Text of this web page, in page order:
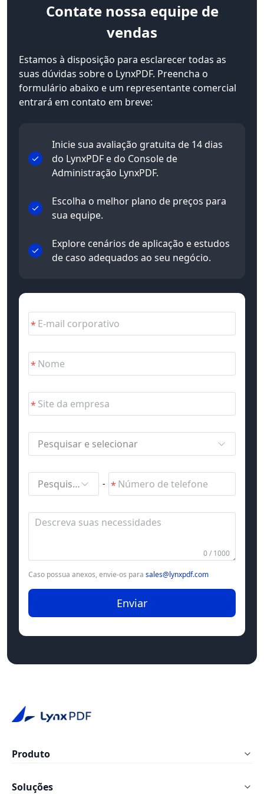
Contatenossa equipe de
vendas
Estamos à disposição para esclarecer todas as
suas dúvidas sobre o LynxPDF. Preencha o
formulário abaixo e um representante comercial
entrará em contato em breve:
Inicie sua avaliação gratuita de 14 dias
do LynxPDF e do Console de
Administração LynxPDF.
Escolha o melhor plano de preços para
sua equipe.
Explore cenários de aplicação e estudos
de caso adequados ao seu negócio.
Pesquisar e selecionar
Pesquisar e selecionar -
0 / 1000
Caso possua anexos, envie-os para sales@lynxpdf.com
Enviar
Produto
Soluções